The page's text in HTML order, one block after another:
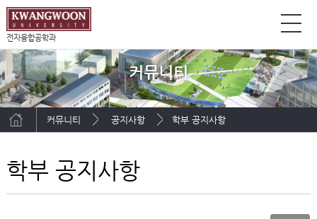
전자융합공학과
커뮤니티
커뮤니티 공지사항 학부 공지사항
학부 공지사항